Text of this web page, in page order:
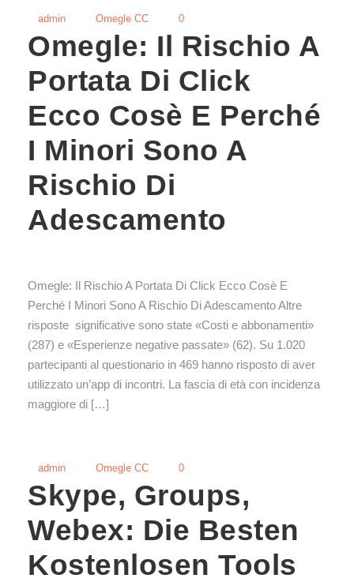
admin Omegle CC 0
Omegle: Il Rischio A
Portata Di Click
Ecco Cosè E Perché
I Minori Sono A
Rischio Di
Adescamento
Omegle: Il Rischio A Portata Di Click Ecco Cosè E
Perché I Minori Sono A Rischio Di Adescamento Altre
risposte significative sono state «Costi e abbonamenti»
(287) e «Esperienze negative passate» (62). Su 1.020
partecipanti al questionario in 469 hanno risposto di aver
utilizzato un’app di incontri. La fascia di età con incidenza
maggiore di […]
admin Omegle CC 0
Skype, Groups,
Webex: Die Besten
Kostenlosen Tools